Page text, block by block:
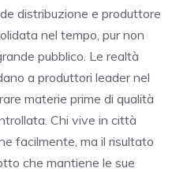
distribuzione e produttore
nel tempo, pur non
pubblico. Le realtà
a produttori leader nel
materie prime di qualità
Chi vive in città
facilmente, ma il risultato
che mantiene le sue